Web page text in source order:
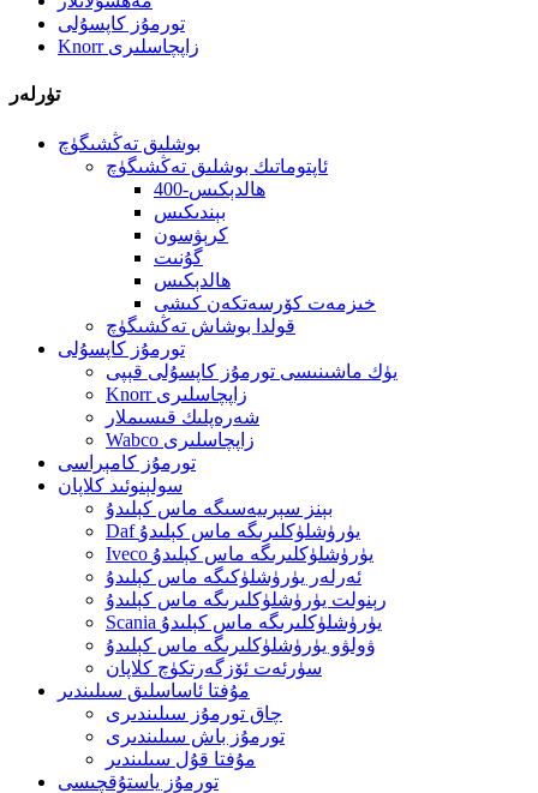
تورمۇز كاپسۇلى
Knorr زاپچاسلىرى
تۈرلەر
بوشلىق تەڭشىگۈچ
ئاپتوماتىك بوشلىق تەڭشىگۈچ
400-ھالدېكىس
بېندىكىس
كرېۋسون
گۇنىت
ھالدېكىس
خىزمەت كۆرسەتكەن كىشى
قولدا بوشاش تەڭشىگۈچ
تورمۇز كاپسۇلى
يۈك ماشىنىسى تورمۇز كاپسۇلى قېپى
Knorr زاپچاسلىرى
شەرەپلىك قىسىملار
Wabco زاپچاسلىرى
تورمۇز كامېراسى
سولېنوئىد كلاپان
بېنز سېرىيەسىگە ماس كېلىدۇ
Daf يۈرۈشلۈكلىرىگە ماس كېلىدۇ
Iveco يۈرۈشلۈكلىرىگە ماس كېلىدۇ
ئەرلەر يۈرۈشلۈكىگە ماس كېلىدۇ
رېنولت يۈرۈشلۈكلىرىگە ماس كېلىدۇ
Scania يۈرۈشلۈكلىرىگە ماس كېلىدۇ
ۋولۋو يۈرۈشلۈكلىرىگە ماس كېلىدۇ
سۈرئەت ئۆزگەرتكۈچ كلاپان
مۇفتا ئاساسلىق سىلىندىر
چاق تورمۇز سىلىندىرى
تورمۇز باش سىلىندىرى
مۇفتا قۇل سىلىندىر
تورمۇز ياستۇقچىسى